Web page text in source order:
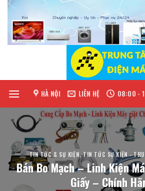
Skip
content
HÀ NỘI LIÊN HỆ 08:00 -
TIN TỨC & SỰ KIỆN ,TIN TỨC SỰ KIỆN -
Bán Bo Mạch – Linh Kiện
Giấy – Chính